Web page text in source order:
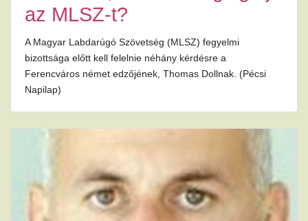
az MLSZ-t?
A Magyar Labdarúgó Szövetség (MLSZ) fegyelmi
bizottsága előtt kell felelnie néhány kérdésre a
Ferencváros német edzőjének, Thomas Dollnak. (Pécsi
Napilap)